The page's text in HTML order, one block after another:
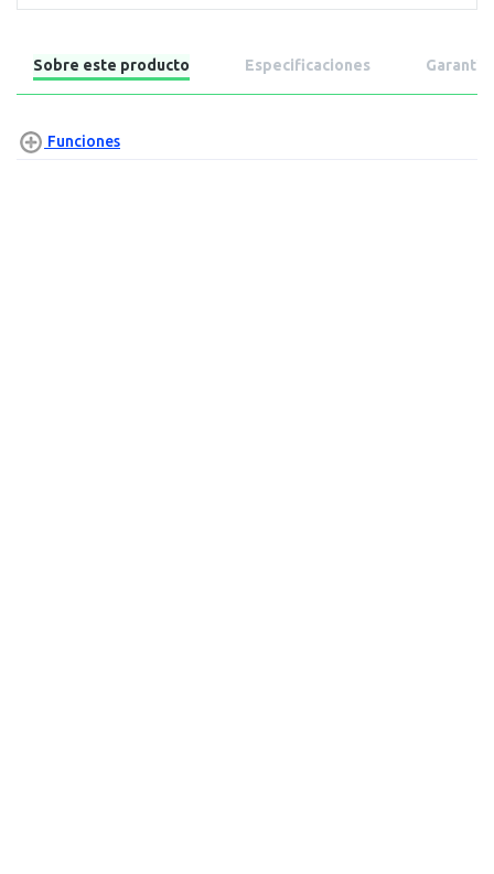
Sobre este producto Especificaciones Garantía
Funciones